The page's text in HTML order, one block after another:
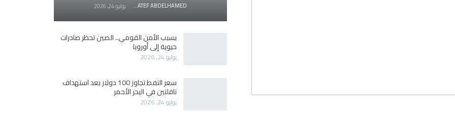
AWATEF ABDELHAMED يوليو 24, 2026
بسبب الأمن القومي.. الصين تحظر صادرات
حيوية إلى أوروبا
يوليو 24, 2026
سعر النفط تجاوز 100 دولار بعد استهداف
ناقلتين في البحر الأحمر
يوليو 24, 2026